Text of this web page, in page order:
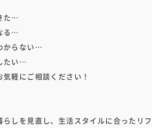
た…
る…
からない…
たい…
軽にご相談ください！
しを見直し、生活スタイルに合ったリフ